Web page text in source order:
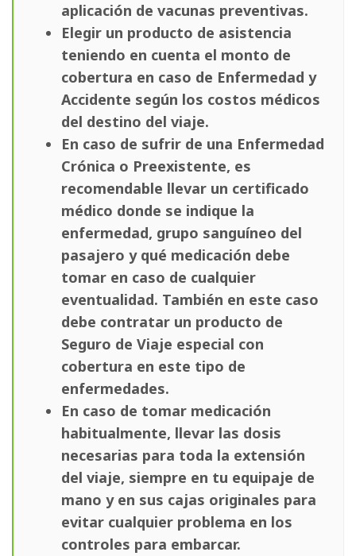
aplicación de vacunas preventivas.
Elegir un producto de asistencia
teniendo en cuenta el monto de
cobertura en caso de Enfermedad y
Accidente según los costos médicos
del destino del viaje.
En caso de sufrir de una Enfermedad
Crónica o Preexistente, es
recomendable llevar un certificado
médico donde se indique la
enfermedad, grupo sanguíneo del
pasajero y qué medicación debe
tomar en caso de cualquier
eventualidad. También en este caso
debe contratar un producto de
Seguro de Viaje especial con
cobertura en este tipo de
enfermedades.
En caso de tomar medicación
habitualmente, llevar las dosis
necesarias para toda la extensión
del viaje, siempre en tu equipaje de
mano y en sus cajas originales para
evitar cualquier problema en los
controles para embarcar.